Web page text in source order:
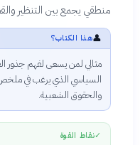
منطقي يجمع بين التنظير
👤هذا الكتاب؟
مثالي لمن يسعى لفهم جذور
السياسي الذي يرغب في
والحقوق الشعبية.
✓نقاط القوة